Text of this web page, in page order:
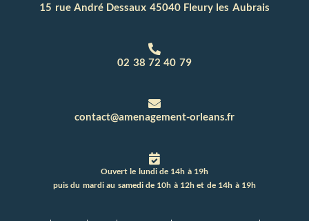
15 rue André Dessaux 45040 Fleury les Aubrais
02 38 72 40 79
contact@amenagement-orleans.fr
Ouvert le lundi de 14h à 19h
puis du mardi au samedi de 10h à 12h et de 14h à 19h